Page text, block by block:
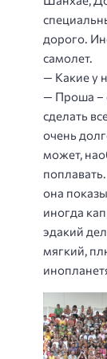
дорого.
самолет.
— Какие у
— Проша –
сделать
очень
может,
она
иногда
эдакий
мягкий,